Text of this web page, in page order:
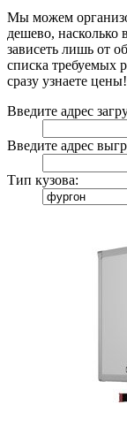
Мы можем
дешево, насколько
зависеть лишь от
списка требуемых
сразу узнаете цены!
Введите адрес
Введите адрес
Тип кузова: